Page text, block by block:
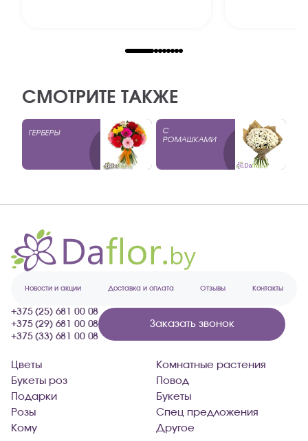
СМОТРИТЕ ТАКЖЕ
ГЕРБЕРЫ
С
РОМАШКАМИ
Новости и акции Доставка и оплата Отзывы Контакты
+375 (25) 681 00 08
+375 (29) 681 00 08
+375 (33) 681 00 08
Заказать звонок
Цветы
Комнатные растения
Букеты роз
Повод
Подарки
Букеты
Розы
Спец предложения
Кому
Другое